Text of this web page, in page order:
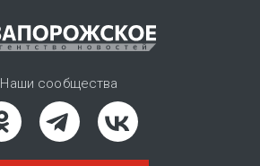
Наши сообщества